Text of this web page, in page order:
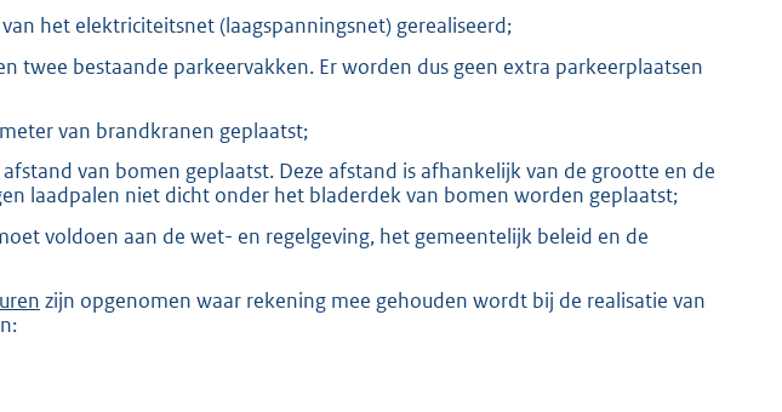
het elektriciteitsnet (laagspanningsnet) gerealiseerd;
twee bestaande parkeervakken. Er worden dus geen extra parkeerplaatsen
van brandkranen geplaatst;
van bomen geplaatst. Deze afstand is afhankelijk van de grootte en de
laadpalen niet dicht onder het bladerdek van bomen worden geplaatst;
voldoen aan de wet- en regelgeving, het gemeentelijk beleid en de
zijn opgenomen waar rekening mee gehouden wordt bij de realisatie van